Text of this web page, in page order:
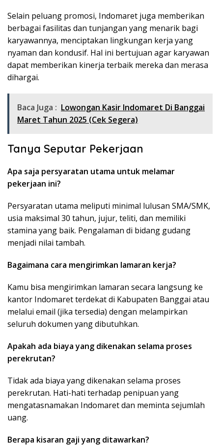
Selain peluang promosi, Indomaret juga memberikan
berbagai fasilitas dan tunjangan yang menarik bagi
karyawannya, menciptakan lingkungan kerja yang
nyaman dan kondusif. Hal ini bertujuan agar karyawan
dapat memberikan kinerja terbaik mereka dan merasa
dihargai.
Baca Juga : Lowongan Kasir Indomaret Di Banggai
Maret Tahun 2025 (Cek Segera)
Tanya Seputar Pekerjaan
Apa saja persyaratan utama untuk melamar
pekerjaan ini?
Persyaratan utama meliputi minimal lulusan SMA/SMK,
usia maksimal 30 tahun, jujur, teliti, dan memiliki
stamina yang baik. Pengalaman di bidang gudang
menjadi nilai tambah.
Bagaimana cara mengirimkan lamaran kerja?
Kamu bisa mengirimkan lamaran secara langsung ke
kantor Indomaret terdekat di Kabupaten Banggai atau
melalui email (jika tersedia) dengan melampirkan
seluruh dokumen yang dibutuhkan.
Apakah ada biaya yang dikenakan selama proses
perekrutan?
Tidak ada biaya yang dikenakan selama proses
perekrutan. Hati-hati terhadap penipuan yang
mengatasnamakan Indomaret dan meminta sejumlah
uang.
Berapa kisaran gaji yang ditawarkan?